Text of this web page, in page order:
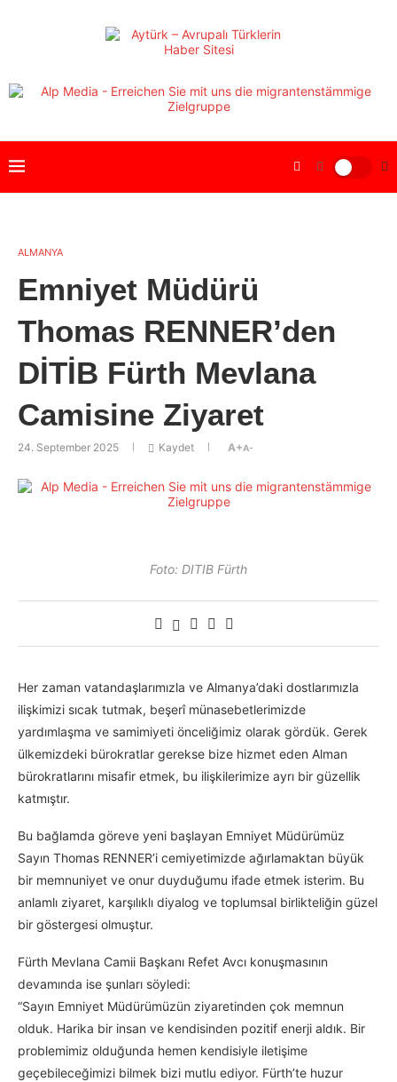
ALMANYA
Emniyet Müdürü
Thomas RENNER’den
DİTİB Fürth Mevlana
Camisine Ziyaret
24. September 2025 Kaydet A+A-
Foto: DITIB Fürth
Her zaman vatandaşlarımızla ve Almanya’daki dostlarımızla
ilişkimizi sıcak tutmak, beşerî münasebetlerimizde
yardımlaşma ve samimiyeti önceliğimiz olarak gördük. Gerek
ülkemizdeki bürokratlar gerekse bize hizmet eden Alman
bürokratlarını misafir etmek, bu ilişkilerimize ayrı bir güzellik
katmıştır.
Bu bağlamda göreve yeni başlayan Emniyet Müdürümüz
Sayın Thomas RENNER’i cemiyetimizde ağırlamaktan büyük
bir memnuniyet ve onur duyduğumu ifade etmek isterim. Bu
anlamlı ziyaret, karşılıklı diyalog ve toplumsal birlikteliğin güzel
bir göstergesi olmuştur.
Fürth Mevlana Camii Başkanı Refet Avcı konuşmasının
devamında ise şunları söyledi:
“Sayın Emniyet Müdürümüzün ziyaretinden çok memnun
olduk. Harika bir insan ve kendisinden pozitif enerji aldık. Bir
problemimiz olduğunda hemen kendisiyle iletişime
geçebileceğimizi bilmek bizi mutlu ediyor. Fürth’te huzur